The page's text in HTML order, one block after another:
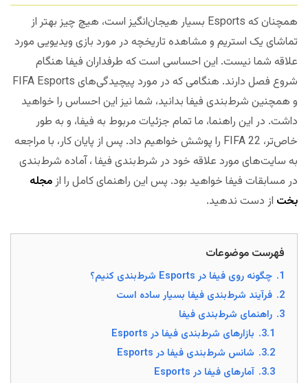
همچنان که Esports بسیار هیجان‌انگیز است، هیچ چیز بهتر از
تماشای یک استریم و مشاهده تاریخچه در مورد بازی ویدیویی مورد
علاقه شما نیست. این احساسی است که طرفداران فیفا هنگام
شروع فصل دارند. هنگامی که در مورد پیچیدگی‌های FIFA Esports
و همچنین شرط‌‌بندی فیفا بدانید، شما نیز این احساس را خواهید
داشت. در این راهنما، ما تمام جزئیات مربوط به فیفا، و به طور
خاص‌تر، FIFA 22 را پوشش خواهیم داد. پس از پایان کار، با مراجعه
به سایت‌های مورد علاقه خود در شرط‌‌بندی فیفا ، آماده شرط‌‌بندی
در مسابقات فیفا خواهید بود. پس این راهنمای کامل را ازمجله
بخت از دست ندهید.
فهرست موضوعات
1. چگونه روی فیفا در Esports شرط‌‌بندی کنیم؟
2. فرآیند شرط‌‌بندی فیفا بسیار ساده است
3. راهنمای شرط‌‌بندی فیفا
3.1. بازارهای شرط‌‌بندی فیفا در Esports
3.2. شانس شرط‌‌بندی فیفا در Esports
3.3. آمار‌های فیفا در Esports